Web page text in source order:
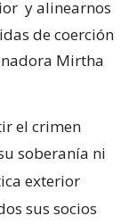
y alinearnos
de coerción
Mirtha
el crimen
soberanía ni
exterior
sus socios